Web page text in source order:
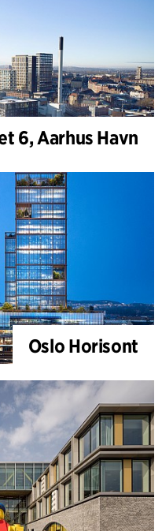
6, Aarhus Havn
Oslo Horisont